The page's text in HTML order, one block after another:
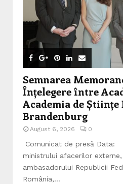
Semnarea
Înțelegere între
Academia de Științe
Brandenburg
August 6, 2026 0
Comunicat de presă Data:
ministrului afacerilor externe,
ambasadorului Republicii
România,...